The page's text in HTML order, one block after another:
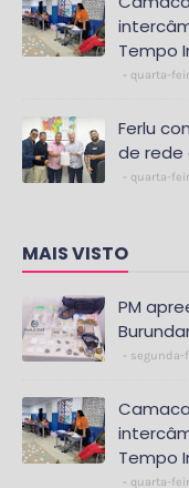
Tempo
quarta-
Ferlu
de rede
quarta-
MAIS VISTO
PM
segunda-
Tempo
quarta-